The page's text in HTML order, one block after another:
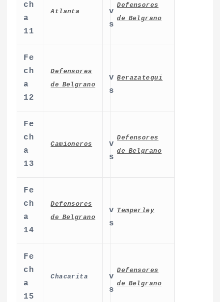
ch
a
11
Atlanta
v
s
Defensores
de Belgrano
Fe
ch
a
12
Defensores
de Belgrano
v
s
Berazategui
Fe
ch
a
13
Camioneros
v
s
Defensores
de Belgrano
Fe
ch
a
14
Defensores
de Belgrano
v
s
Temperley
Fe
ch
a
15
Chacarita
v
s
Defensores
de Belgrano